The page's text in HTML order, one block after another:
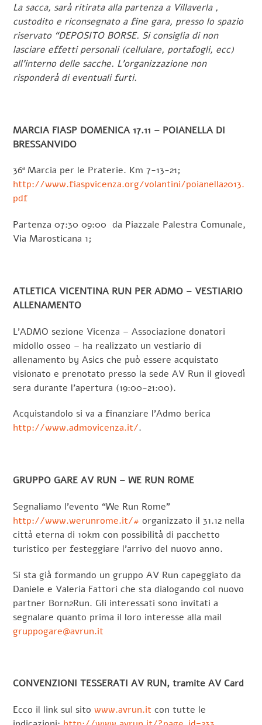
La sacca, sarà ritirata alla partenza a Villaverla ,
custodito e riconsegnato a fine gara, presso lo spazio
riservato “DEPOSITO BORSE. Si consiglia di non
lasciare effetti personali (cellulare, portafogli, ecc)
all’interno delle sacche. L’organizzazione non
risponderà di eventuali furti.
MARCIA FIASP DOMENICA 17.11 – POIANELLA DI
BRESSANVIDO
36ª Marcia per le Praterie. Km 7-13-21;
http://www.fiaspvicenza.org/volantini/poianella2013.
pdf
Partenza 07:30 09:00 da Piazzale Palestra Comunale,
Via Marosticana 1;
ATLETICA VICENTINA RUN PER ADMO – VESTIARIO
ALLENAMENTO
L’ADMO sezione Vicenza – Associazione donatori
midollo osseo – ha realizzato un vestiario di
allenamento by Asics che può essere acquistato
visionato e prenotato presso la sede AV Run il giovedì
sera durante l’apertura (19:00-21:00).
Acquistandolo si va a finanziare l’Admo berica
http://www.admovicenza.it/.
GRUPPO GARE AV RUN – WE RUN ROME
Segnaliamo l’evento “We Run Rome”
http://www.werunrome.it/# organizzato il 31.12 nella
città eterna di 10km con possibilità di pacchetto
turistico per festeggiare l’arrivo del nuovo anno.
Si sta già formando un gruppo AV Run capeggiato da
Daniele e Valeria Fattori che sta dialogando col nuovo
partner Born2Run. Gli interessati sono invitati a
segnalare quanto prima il loro interesse alla mail
gruppogare@avrun.it
CONVENZIONI TESSERATI AV RUN, tramite AV Card
Ecco il link sul sitowww.avrun.it con tutte le